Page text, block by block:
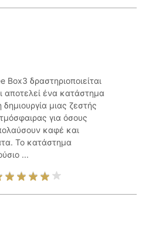
Box3 δραστηριοποιείται
αποτελεί ένα κατάστημα
δημιουργία μιας ζεστής
για όσους
καφέ και
Το κατάστημα
...